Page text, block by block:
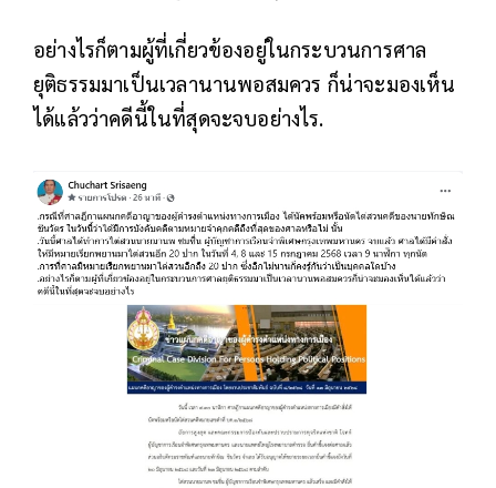
อย่างไรก็ตามผู้ที่เกี่ยวข้องอยู่ในกระบวนการศาล
ยุติธรรมมาเป็นเวลานานพอสมควร ก็น่าจะมองเห็น
ได้แล้วว่าคดีนี้ในที่สุดจะจบอย่างไร.